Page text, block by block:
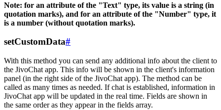
Note: for an attribute of the "Text" type, its value is a string (in
quotation marks), and for an attribute of the "Number" type, it
is a number (without quotation marks).
setCustomData#
With this method you can send any additional info about the client to
the JivoChat app. This info will be shown in the client's information
panel (in the right side of the JivoChat app). The method can be
called as many times as needed. If chat is established, information in
JivoChat app will be updated in the real time. Fields are shown in
the same order as they appear in the fields array.